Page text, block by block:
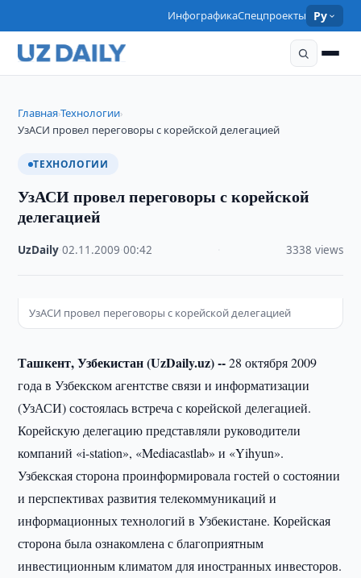
ИнфографикаСпецпроекты Ру
Главная›Технологии›
УзАСИ провел переговоры с корейской делегацией
ТЕХНОЛОГИИ
УзАСИ провел переговоры с корейской
делегацией
UzDaily ·02.11.2009 ·00:42 3338 views
УзАСИ провел переговоры с корейской делегацией
Ташкент, Узбекистан (UzDaily.uz) --28 октября 2009
года в Узбекском агентстве связи и информатизации
(УзАСИ) состоялась встреча с корейской делегацией.
Корейскую делегацию представляли руководители
компаний «i-station», «Mediacastlab» и «Yihyun».
Узбекская сторона проинформировала гостей о состоянии
и перспективах развития телекоммуникаций и
информационных технологий в Узбекистане. Корейская
сторона была ознакомлена с благоприятным
инвестиционным климатом для иностранных инвесторов.